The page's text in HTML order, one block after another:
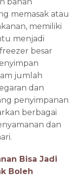
memasak atau
memiliki
menjadi
besar
jumlah
dan
penyimpanan
berbagai
dan
Bisa Jadi
Boleh